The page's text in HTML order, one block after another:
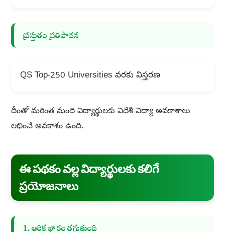
ప్రస్తుతం ప్రతిపాదన
QS Top-250 Universities వరకు విస్తరణ
దీంతో మరింత మంది విద్యార్థులకు విదేశీ విద్యా అవకాశాలు
లభించే అవకాశం ఉంది.
ఈ పథకం వల్ల విద్యార్థులకు కలిగే
ప్రయోజనాలు
1. ఆర్థిక భారం తగ్గుతుంది